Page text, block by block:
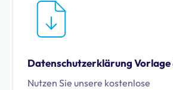
Datenschutzerklärung Vorlage
Nutzen Sie unsere kostenlose